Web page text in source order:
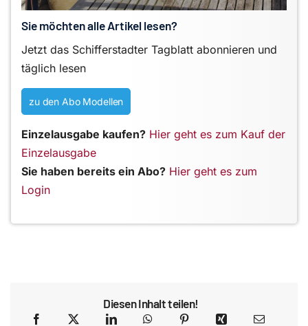
Sie möchten alle Artikel lesen?
Jetzt das Schifferstadter Tagblatt abonnieren und
täglich lesen
zu den Abo Modellen
Einzelausgabe kaufen? Hier geht es zum Kauf der
Einzelausgabe
Sie haben bereits ein Abo? Hier geht es zum
Login
Diesen Inhalt teilen!